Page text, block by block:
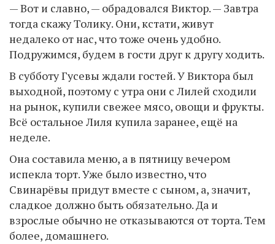
— Вот и славно, — обрадовался Виктор. — Завтра
тогда скажу Толику. Они, кстати, живут
недалеко от нас, что тоже очень удобно.
Подружимся, будем в гости друг к другу ходить.
В субботу Гусевы ждали гостей. У Виктора был
выходной, поэтому с утра они с Лилей сходили
на рынок, купили свежее мясо, овощи и фрукты.
Всё остальное Лиля купила заранее, ещё на
неделе.
Она составила меню, а в пятницу вечером
испекла торт. Уже было известно, что
Свинарёвы придут вместе с сыном, а, значит,
сладкое должно быть обязательно. Да и
взрослые обычно не отказываются от торта. Тем
более, домашнего.